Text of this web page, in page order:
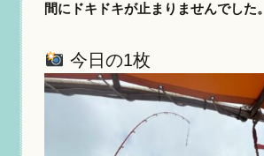
間にドキドキが止まりませんでした。
今日の1枚